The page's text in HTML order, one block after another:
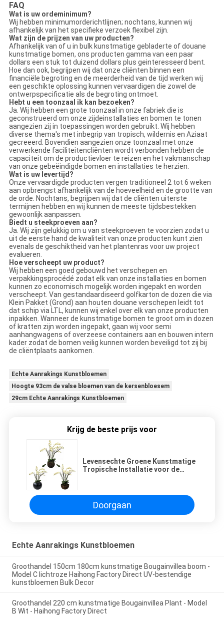
FAQ
Wat is uw ordeminimum?
Wij hebben minimumorderichtlijnen; nochtans, kunnen wij
afhankelijk van het specifieke verzoek flexibel zijn.
Wat zijn de prijzen van uw producten?
Afhankelijk van of u in bulk kunstmatige gebladerte of douane
kunstmatige bomen, ons producten gamma van een paar
dollars een stuk tot duizend dollars plus geinteresseerd bent.
Hoe dan ook, begrijpen wij dat onze cliënten binnen een
financiële begroting en de meerderheid van de tijd werken wij
een geschikte oplossing kunnen vervaardigen die zowel de
ontwerpspecificatie als de begroting ontmoet.
Hebt u een toonzaal ik kan bezoeken?
Ja. Wij hebben een grote toonzaal in onze fabriek die is
geconstrueerd om onze zijdeinstallaties en bomen te tonen
aangezien zij in toepassingen worden gebruikt. Wij hebben
diverse thema's met inbegrip van tropisch, wildernis en Aziaat
gecreeerd. Bovendien aangezien onze toonzaal met onze
verwerkende faciliteitencliënten wordt verbonden hebben de
capaciteit om de productievloer te reizen en het vakmanschap
van onze gebeëindigde bomen en installaties te herzien.
Wat is uw levertijd?
Onze vervaardigde producten vergen traditioneel 2 tot 6 weken
aan opbrengst afhankelijk van de hoeveelheid en de grootte van
de orde. Nochtans, begrijpen wij dat de cliënten uiterste
termijnen hebben en wij kunnen de meeste tijdsbestekken
gewoonlijk aanpassen.
Biedt u steekproeven aan?
Ja. Wij zijn gelukkig om u van steekproeven te voorzien zodat u
uit de eerste hand de kwaliteit van onze producten kunt zien
evenals de geschiktheid van het plantenras voor uw project
evalueren.
Hoe verscheept uw product?
Wij hebben een goed gebouwd het verschepen en
verpakkingsprocédé zodat elk van onze installaties en bomen
kunnen zo economisch mogelijk worden ingepakt en worden
verscheept. Van gestandaardiseerd golfkarton de dozen die via
Klein Pakket (Grond) aan houten douane verschepen leidt tot
dat schip via LTL, kunnen wij enkel over elk van onze producten
inpakken. Wanneer de kunstmatige bomen te groot om in dozen
of kratten zijn worden ingepakt, gaan wij voor semi
aanhangwagens of overzeese containers aan en bouwen intern
kader zodat de bomen veilig kunnen worden beveiligd tot zij bij
de cliëntplaats aankomen.
Echte Aanrakings Kunstbloemen
Hoogte 93cm de valse bloemen van de kersenbloesem
29cm Echte Aanrakings Kunstbloemen
Krijg de beste prijs voor
Levensechte Groene Kunstmatige
Tropische Installatie voor de
Doorgaan
Echte Aanrakings Kunstbloemen
Groothandel 150cm 180cm kunstmatige Bougainvillea boom -
Model C lichtroze Haihong Factory Direct UV-bestendige
kunstbloemen Bulk Decor
Groothandel 220 cm kunstmatige Bougainvillea Plant - Model
B Wit - Haihong Factory Direct